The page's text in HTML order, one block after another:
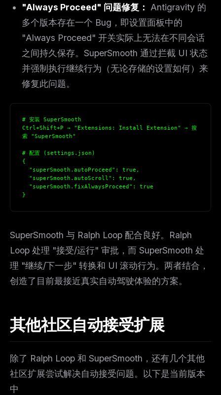
"Always Proceed" 问题修复： Antigravity 的
多个版本存在一个 Bug，即设置面板中的
"Always Proceed" 开关实际上无法在不同会话
之间持久保存。SuperSmooth 通过拦截 UI 状态
并强制执行继续行为（无论存储的设置如何）来
修复此问题。
# 安装 SuperSmooth
Ctrl+Shift+P → "Extensions: Install Extension" → 搜
索 "SuperSmooth"
# 配置 (settings.json)
{
"superSmooth.autoProceed": true,
"superSmooth.autoScroll": true,
"superSmooth.fixAlwaysProceed": true
}
SuperSmooth 与 Ralph Loop 配合良好。Ralph
Loop 处理 "接受/运行" 审批，而 SuperSmooth 处
理 "继续/下一步" 转换和 UI 滚动行为。两者结合，
创造了目前最接近真实自动驾驶体验的方案。
其他社区自动接受扩展
除了 Ralph Loop 和 SuperSmooth，还有几个其他
社区扩展尝试解决自动接受问题。以下是当前版本
中
MCP pick of the week
New agent skill drop
Rules & workflow pack
Free · Weekly · 2 min read